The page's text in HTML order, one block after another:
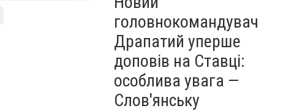
головнокомандувач
Драпатий уперше
доповів на Ставці:
особлива увага —
Слов'янську